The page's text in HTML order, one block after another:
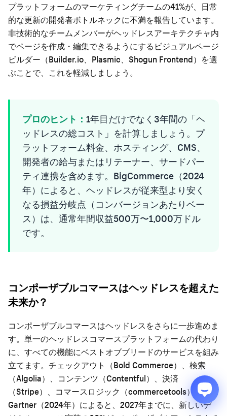
プラットフォームのマーケティングチームの41%が、日常
的な更新の開発者ボトルネックに不満を報告しています。
非技術的なチームメンバーがヘッドレスアーキテクチャ内
でページを作成・編集できるようにするビジュアルページ
ビルダー（Builder.io、Plasmic、Shogun Frontend）を選
ぶことで、これを軽減しましょう。
プロのヒント： 1年目だけでなく3年間の「ヘ
ッドレスの総コスト」を計算しましょう。プ
ラットフォーム料金、ホスティング、CMS、
開発者の給与またはリテーナー、サードパー
ティ連携を含めます。BigCommerce（2024
年）によると、ヘッドレスが従来型より安く
なる損益分岐点（コンバージョンあたりベー
ス）は、通常年間収益500万〜1,000万ドル
です。
コンポーザブルコマースはヘッドレスを超えた
未来か？
コンポーザブルコマースはヘッドレスをさらに一歩進めま
す。単一のヘッドレスコマースプラットフォームの代わり
に、すべての機能にベストオブブリードのサービスを組み
立てます。チェックアウト（Bold Commerce）、検索
（Algolia）、コンテンツ（Contentful）、決済
（Stripe）、コマースロジック（commercetools）です。
Gartner（2024年）によると、2027年までに、新しいデ